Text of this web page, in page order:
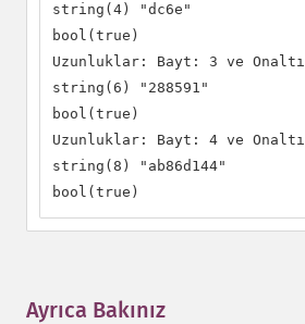
string(4) "dc6e"
bool(true)
Uzunluklar: Bayt: 3 ve
string(6) "288591"
bool(true)
Uzunluklar: Bayt: 4 ve
string(8) "ab86d144"
bool(true)
Ayrıca Bakınız